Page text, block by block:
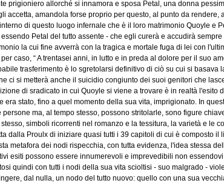
prigioniero allorché si innamora e sposa Petal, una donna
accetta, amandola forse proprio per questo, al punto da rendere,
di questo luogo infernale che è il loro matrimonio Quoyle e
Petal del tutto assente - che egli curerà e accudirà
la cui fine avverrà con la tragica e mortale fuga di lei con
caso, “ A trentasei anni, in lutto e in preda al dolore per il suo
trasferimento è lo sgretolarsi definitivo di ciò su cui si basava
ci si metterà anche il suicidio congiunto dei suoi genitori che
di sradicato in cui Quoyle si viene a trovare è in realtà l'esito
era stato, fino a quel momento della sua vita, imprigionato. In
ma, al tempo stesso, possono stritolarle, sono figure
simboli ricorrenti nel romanzo e la tessitura, la varietà e le
dalla Proulx di iniziare quasi tutti i 39 capitoli di cui è composto
metafora dei nodi rispecchia, con tutta evidenza, l'idea stessa
esiti possono essere innumerevoli e imprevedibili non
quindi con tutti i nodi della sua vita scioltisi - suo malgrado -
dal nulla, un nodo del tutto nuovo: quello con una sua